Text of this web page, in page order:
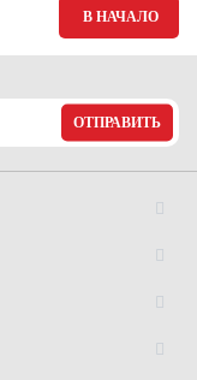
В НАЧАЛО
ОТПРАВИТЬ